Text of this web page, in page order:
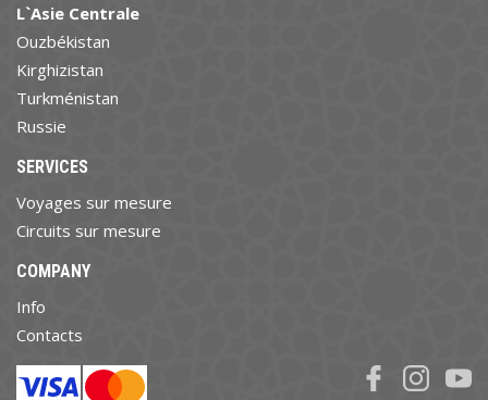
L`Asie Centrale
Ouzbékistan
Kirghizistan
Turkménistan
Russie
SERVICES
Voyages sur mesure
Circuits sur mesure
COMPANY
Info
Contacts